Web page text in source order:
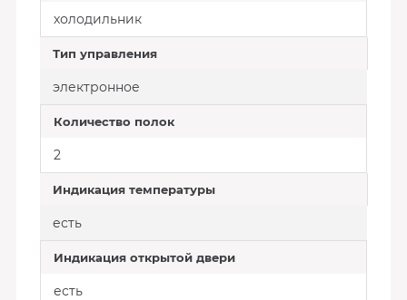
холодильник
Тип управления
электронное
Количество полок
2
Индикация температуры
есть
Индикация открытой двери
есть